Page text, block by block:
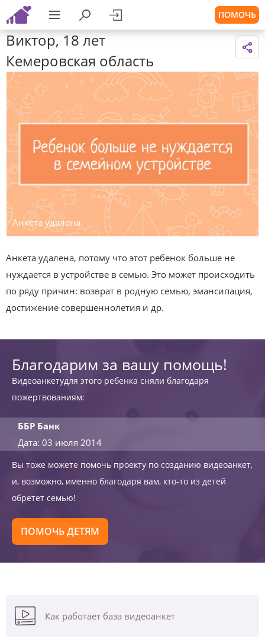
ПОМОЧЬ
Виктор, 18 лет
Кемеровская область
Анкета удалена.
Анкета удалена, потому что этот ребенок больше не
нуждается в устройстве в семью. Это может происходить
по ряду причин: возврат в родную семью, эмансипация,
достижение совершеннолетия и др.
Благодарим за вашу помощь!
Видеоанкетудля этого ребенка сняли благодаря
пожертвованиям:
ББР Банк
Дата: 03 июля 2014
Вы тоже можете помочь проекту по созданию видеоанкет,
и, возможно, именно благодаря вам, кто-то из детей
обретет семью!
ПОМОЧЬ ДЕТЯМ
Как работает база видеоанкет